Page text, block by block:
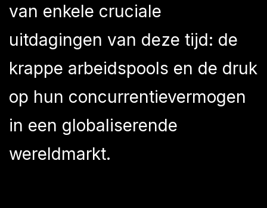
van enkele cruciale
uitdagingen van deze tijd: de
krappe arbeidspools en de druk
op hun concurrentievermogen
in een globaliserende
wereldmarkt.